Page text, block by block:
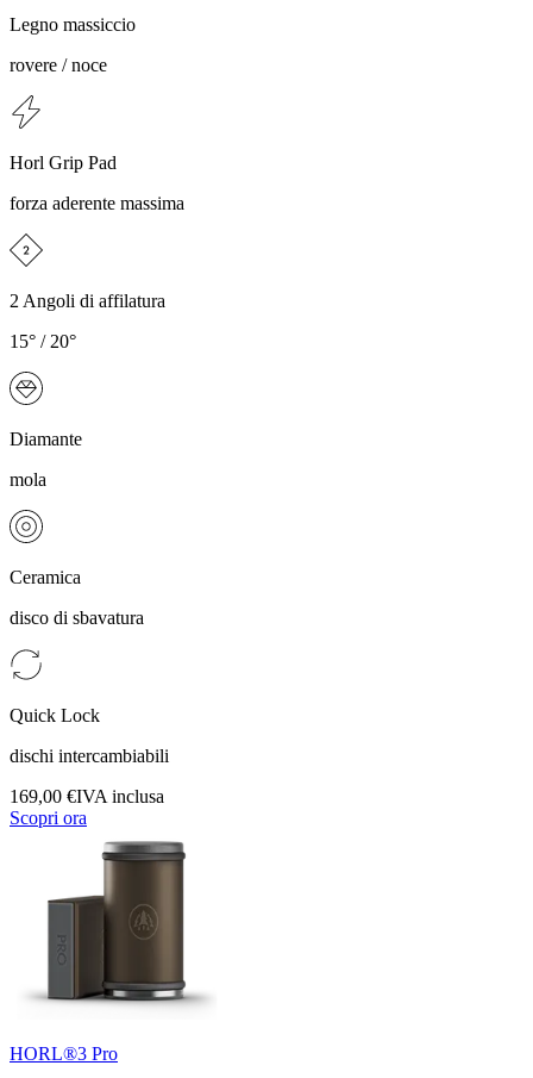
Legno massiccio
rovere / noce
Horl Grip Pad
forza aderente massima
2 Angoli di affilatura
15° / 20°
Diamante
mola
Ceramica
disco di sbavatura
Quick Lock
dischi intercambiabili
169,00 €IVA inclusa
Scopri ora
HORL®3 Pro